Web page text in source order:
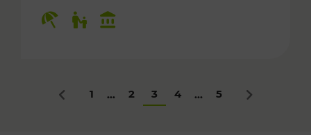
Zurück
1 ... 2 3 4 ... 5 Nächstes